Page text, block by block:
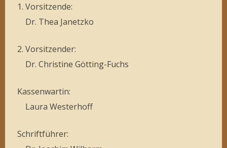
1. Vorsitzende:
Dr. Thea Janetzko
2. Vorsitzender:
Dr. Christine Götting-Fuchs
Kassenwartin:
Laura Westerhoff
Schriftführer: